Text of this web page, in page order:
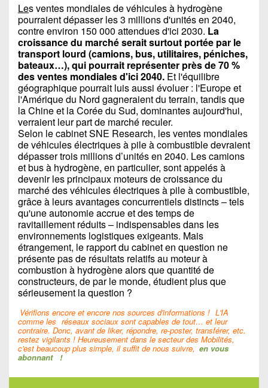
Les ventes mondiales de véhicules à hydrogène
pourraient dépasser les 3 millions d'unités en 2040,
contre environ 150 000 attendues d'ici 2030. La
croissance du marché serait surtout portée par le
transport lourd (camions, bus, utilitaires, péniches,
bateaux…), qui pourrait représenter près de 70 %
des ventes mondiales d'ici 2040. Et l'équilibre
géographique pourrait luis aussi évoluer : l'Europe et
l'Amérique du Nord gagneraient du terrain, tandis que
la Chine et la Corée du Sud, dominantes aujourd'hui,
verraient leur part de marché reculer.
Selon le cabinet SNE Research, les ventes mondiales
de véhicules électriques à pile à combustible devraient
dépasser trois millions d’unités en 2040. Les camions
et bus à hydrogène, en particulier, sont appelés à
devenir les principaux moteurs de croissance du
marché des véhicules électriques à pile à combustible,
grâce à leurs avantages concurrentiels distincts – tels
qu'une autonomie accrue et des temps de
ravitaillement réduits – indispensables dans les
environnements logistiques exigeants. Mais
étrangement, le rapport du cabinet en question ne
présente pas de résultats relatifs au moteur à
combustion à hydrogène alors que quantité de
constructeurs, de par le monde, étudient plus que
sérieusement la question ?
Vérifions encore et encore nos sources d'informations ! L'IA
comme les réseaux sociaux sont capables de tout… et leur
contraire. Donc, avant de liker, répondre, re-poster, transférer, etc.
restez vigilants ! Heureusement dans le secteur des Mobilités,
c'est beaucoup plus simple, il suffit de nous suivre, en vous
abonnant !